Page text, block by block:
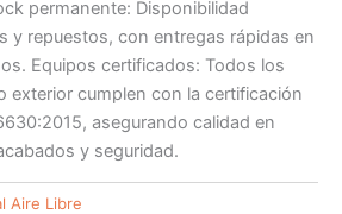
permanente: Disponibilidad
y repuestos, con entregas rápidas en
Equipos certificados: Todos los
exterior cumplen con la certificación
asegurando calidad en
y seguridad.
Aire Libre